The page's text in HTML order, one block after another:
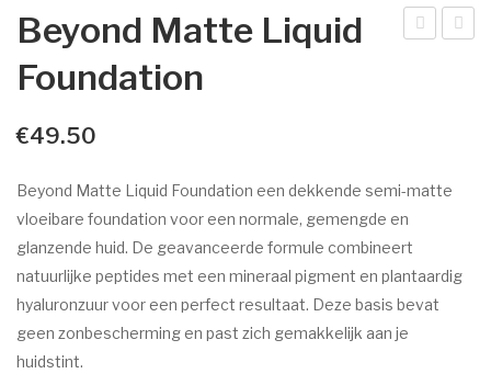
Intake Formulier
Image Skincare
Peelings
Acne
Permanente make-up
Intake formulier
Voor de behandeling
Beyond Matte Liquid
Foundation
€49.50
Beyond Matte Liquid Foundation een dekkende semi-matte
vloeibare foundation voor een normale, gemengde en
glanzende huid. De geavanceerde formule combineert
natuurlijke peptides met een mineraal pigment en plantaardig
hyaluronzuur voor een perfect resultaat. Deze basis bevat
geen zonbescherming en past zich gemakkelijk aan je
huidstint.